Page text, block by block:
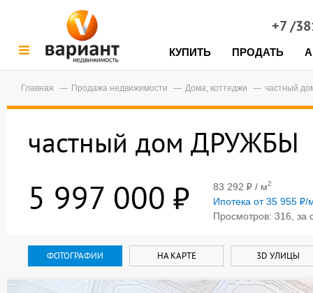
+7 /
КУПИТЬ ПРОДАТЬ
Главная Продажа недвижимости Дома, коттеджи частный
частный дом ДРУЖБЫ
5 997 000 83 292 / м2
Ипотека от 35 955
/
Просмотров: 316, за
ФОТОГРАФИИ НА КАРТЕ 3D УЛИЦЫ